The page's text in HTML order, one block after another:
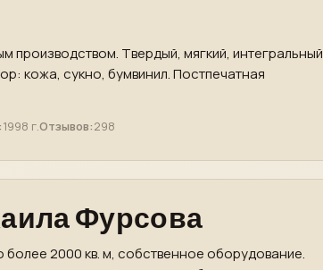
производством. Твердый, мягкий, интегральный
кожа, сукно, бумвинил. Постпечатная
1998 г.Отзывов:298
Фурсова
более 2000 кв. м, собственное оборудование.